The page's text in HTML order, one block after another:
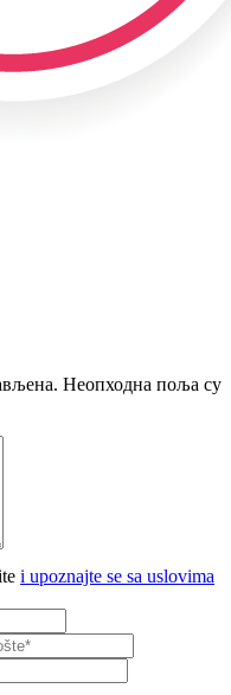
Неопходна поља су
i upoznajte se sa uslovima